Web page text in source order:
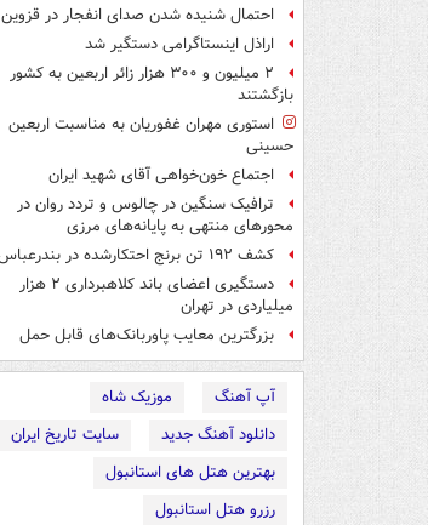
احتمال شنیده شدن صدای انفجار در قزوین
اراذل اینستاگرامی دستگیر شد
۲ میلیون و ۳۰۰ هزار زائر اربعین به کشور
بازگشتند
استوری مهران غفوریان به مناسبت اربعین
حسینی
اجتماع خون‌خواهی آقای شهید ایران
ترافیک سنگین در چالوس و تردد روان در
محورهای منتهی به پایانه‌های مرزی
کشف ۱۹۲ تن برنج احتکارشده در بندرعباس
دستگیری اعضای باند کلاهبرداری ۲ هزار
میلیاردی در تهران
بزرگترین معایب پاوربانک‌های قابل حمل
آپ آهنگ
موزیک شاه
دانلود آهنگ جدید
سایت تاریخ ایران
بهترین هتل های استانبول
رزرو هتل استانبول